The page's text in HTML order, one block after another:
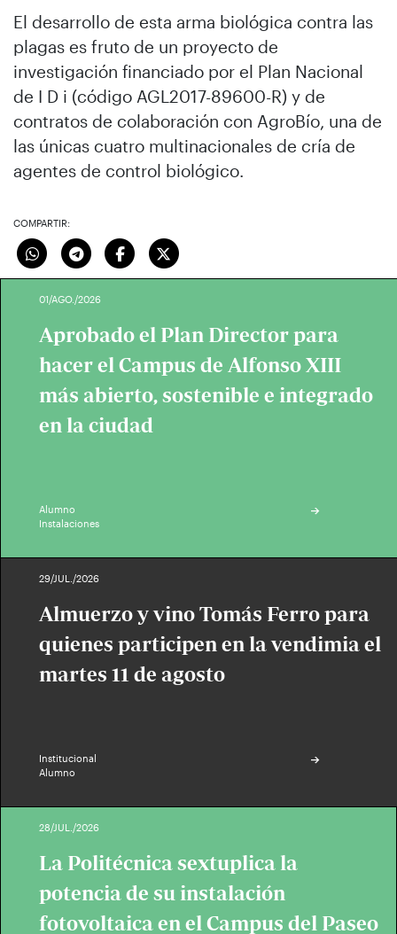
El desarrollo de esta arma biológica contra las
plagas es fruto de un proyecto de
investigación financiado por el Plan Nacional
de I D i (código AGL2017-89600-R) y de
contratos de colaboración con AgroBío, una de
las únicas cuatro multinacionales de cría de
agentes de control biológico.
COMPARTIR:
01/AGO./2026
Aprobado el Plan Director para
hacer el Campus de Alfonso XIII
más abierto, sostenible e integrado
en la ciudad
Alumno
Instalaciones
29/JUL./2026
Almuerzo y vino Tomás Ferro para
quienes participen en la vendimia el
martes 11 de agosto
Institucional
Alumno
28/JUL./2026
La Politécnica sextuplica la
potencia de su instalación
fotovoltaica en el Campus del Paseo